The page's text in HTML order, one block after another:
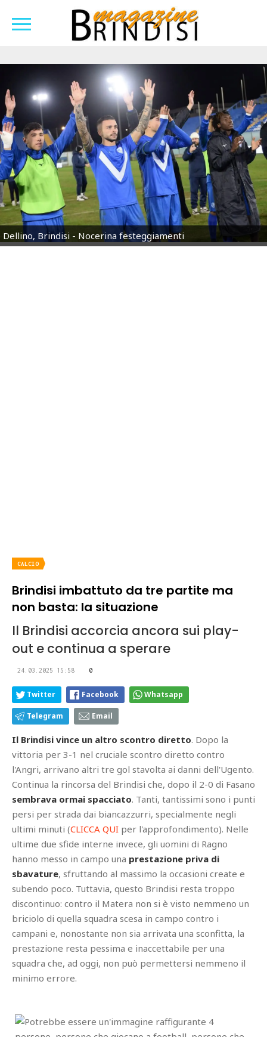
Dellino, Brindisi - Nocerina festeggiamenti
CALCIO
Brindisi imbattuto da tre partite ma
non basta: la situazione
Il Brindisi accorcia ancora sui play-
out e continua a sperare
24.03.2025 15:58 0
Twitter Facebook Whatsapp
Telegram Email
Il Brindisi vince un altro scontro diretto. Dopo la
vittoria per 3-1 nel cruciale scontro diretto contro
l'Angri, arrivano altri tre gol stavolta ai danni dell'Ugento.
Continua la rincorsa del Brindisi che, dopo il 2-0 di Fasano
sembrava ormai spacciato. Tanti, tantissimi sono i punti
persi per strada dai biancazzurri, specialmente negli
ultimi minuti (CLICCA QUI per l'approfondimento). Nelle
ultime due sfide interne invece, gli uomini di Ragno
hanno messo in campo una prestazione priva di
sbavature, sfruttando al massimo la occasioni create e
subendo poco. Tuttavia, questo Brindisi resta troppo
discontinuo: contro il Matera non si è visto nemmeno un
briciolo di quella squadra scesa in campo contro i
campani e, nonostante non sia arrivata una sconfitta, la
prestazione resta pessima e inaccettabile per una
squadra che, ad oggi, non può permettersi nemmeno il
minimo errore.